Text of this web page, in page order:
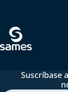
Suscríbase